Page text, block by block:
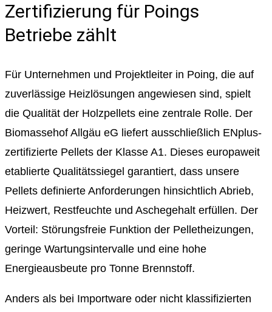
Zertifizierung für Poings
Betriebe zählt
Für Unternehmen und Projektleiter in Poing, die auf
zuverlässige Heizlösungen angewiesen sind, spielt
die Qualität der Holzpellets eine zentrale Rolle. Der
Biomassehof Allgäu eG liefert ausschließlich ENplus-
zertifizierte Pellets der Klasse A1. Dieses europaweit
etablierte Qualitätssiegel garantiert, dass unsere
Pellets definierte Anforderungen hinsichtlich Abrieb,
Heizwert, Restfeuchte und Aschegehalt erfüllen. Der
Vorteil: Störungsfreie Funktion der Pelletheizungen,
geringe Wartungsintervalle und eine hohe
Energieausbeute pro Tonne Brennstoff.
Anders als bei Importware oder nicht klassifizierten